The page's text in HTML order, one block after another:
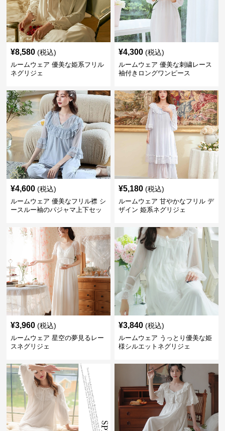
¥8,580 (税込)
ルームウェア 優美な姫系フリル
ネグリジェ
¥4,300 (税込)
ルームウェア 優美な刺繍レース
袖付きロングワンピース
¥4,600 (税込)
ルームウェア 優美なフリル襟 シ
ースルー袖のパジャマ上下セッ
¥5,180 (税込)
ルームウェア 甘やかなフリル デ
ザイン 姫系ネグリジェ
¥3,960 (税込)
ルームウェア 星空の夢見るレー
スネグリジェ
¥3,840 (税込)
ルームウェア うっとり優美な姫
様シルエットネグリジェ